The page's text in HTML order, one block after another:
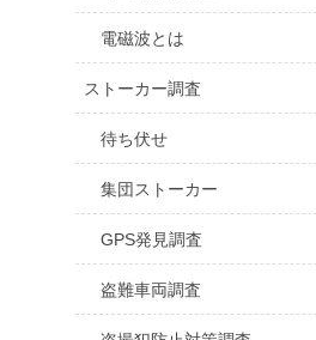
電磁波とは
ストーカー調査
待ち伏せ
集団ストーカー
GPS発見調査
盗難車両調査